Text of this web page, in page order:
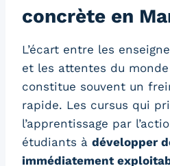
concrète en
L’écart entre les
et les attentes du
constitue souvent un
rapide. Les cursus qui
l’apprentissage par
étudiants à développer
immédiatement